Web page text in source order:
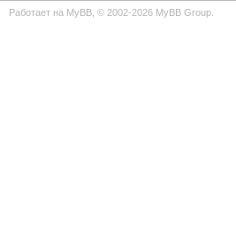
Работает на MyBB , © 2002-2026 MyBB Group